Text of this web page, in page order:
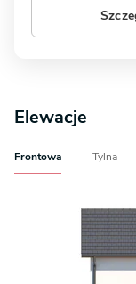
Elewacje
Frontowa Tylna